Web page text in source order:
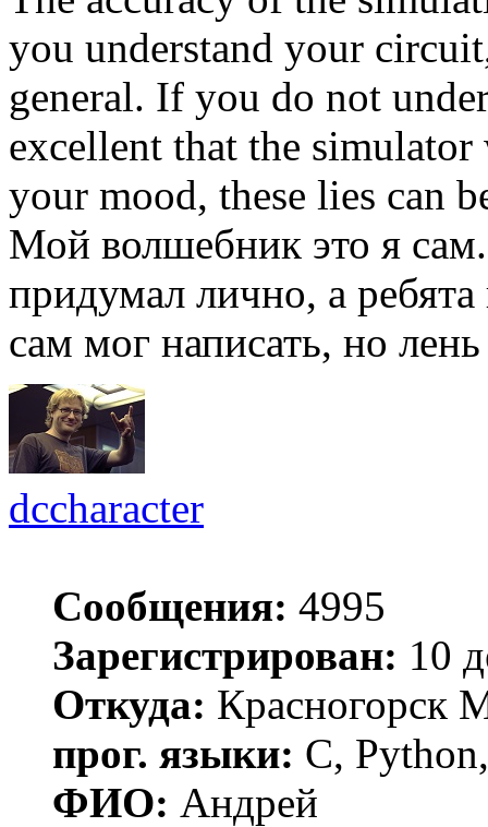
you understand your
general. If you do not
excellent that the
your mood, these lies can
Мой волшебник это я
придумал лично, а
сам мог написать, но
dccharacter
Сообщения: 4995
Зарегистрирован: 10
Откуда: Красногорск
прог. языки: C,
ФИО: Андрей